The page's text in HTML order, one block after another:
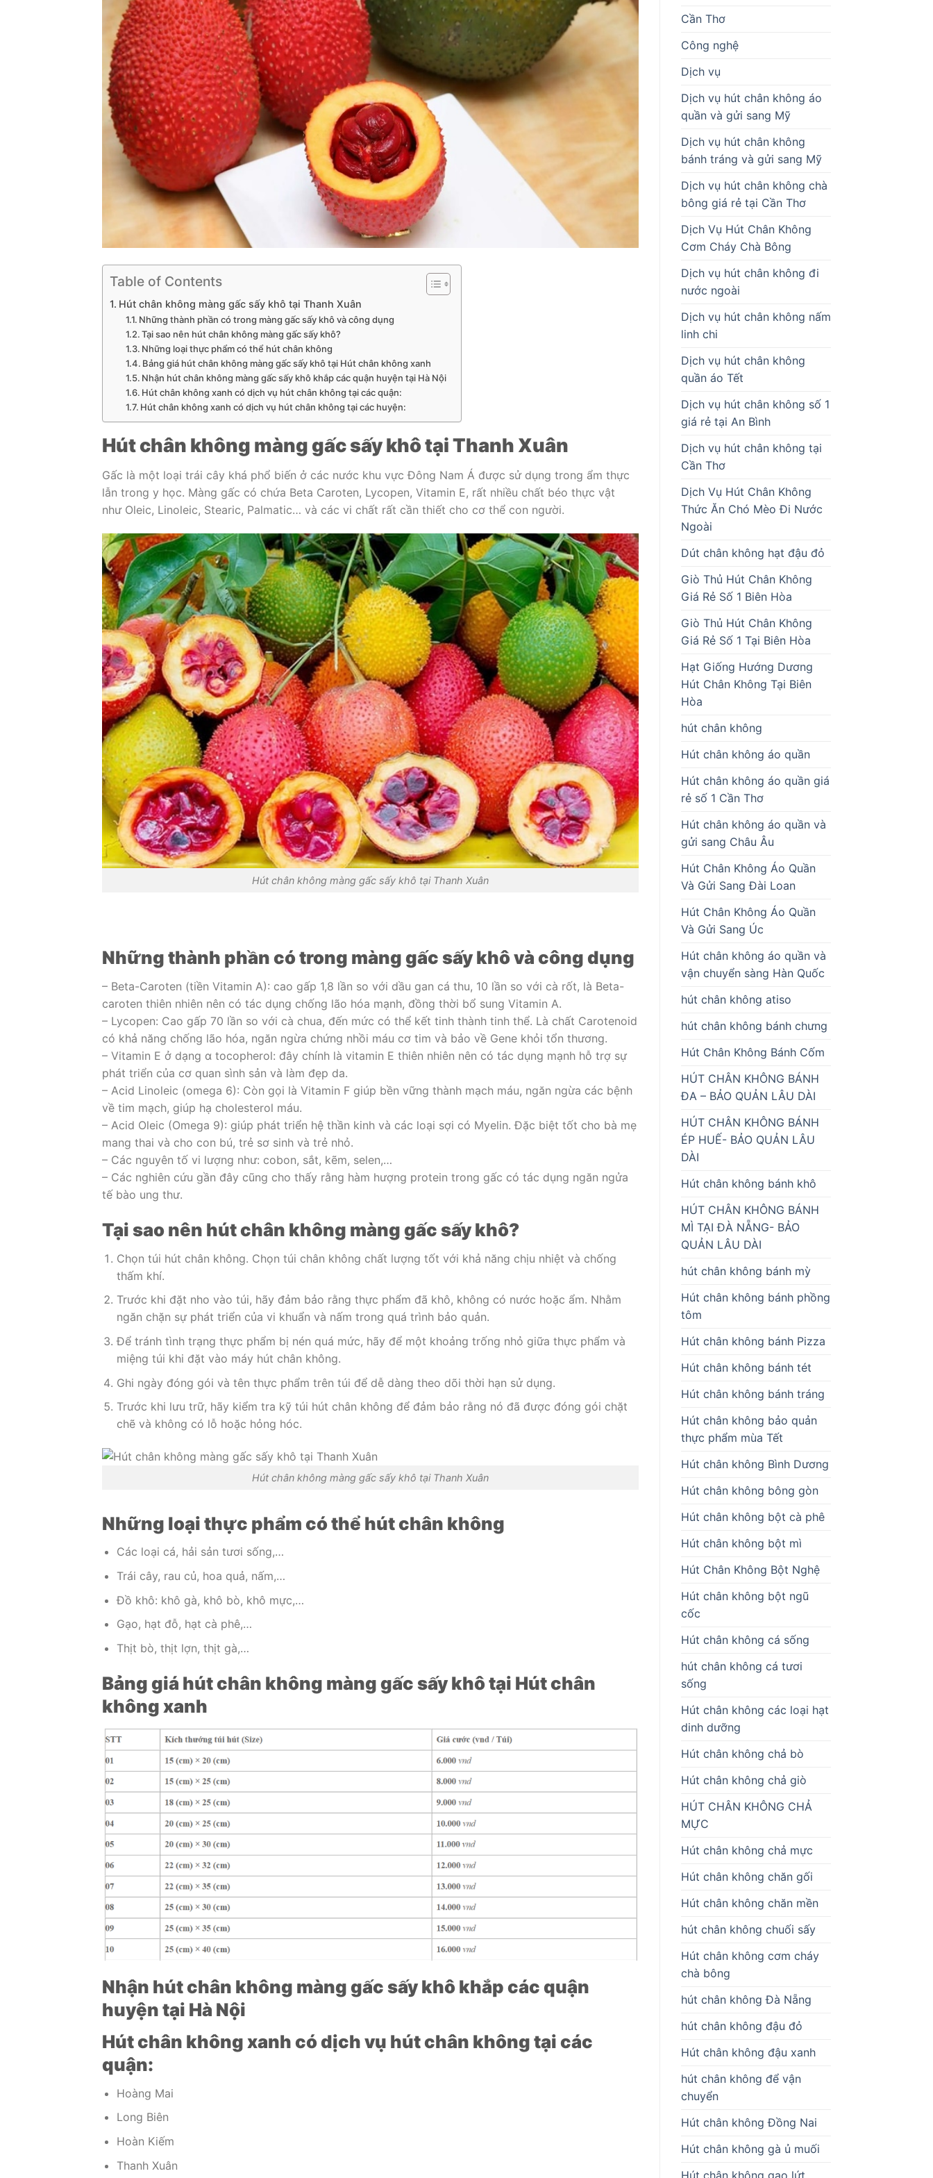
Table of Contents
Hút chân không màng gấc sấy khô tại Thanh Xuân
Những thành phần có trong màng gấc sấy khô và công dụng
Tại sao nên hút chân không màng gấc sấy khô?
Những loại thực phẩm có thể hút chân không
Bảng giá hút chân không màng gấc sấy khô tại Hút chân không xanh
Nhận hút chân không màng gấc sấy khô khắp các quận huyện tại Hà Nội
Hút chân không xanh có dịch vụ hút chân không tại các quận:
Hút chân không xanh có dịch vụ hút chân không tại các huyện:
Hút chân không màng gấc sấy khô tại Thanh Xuân
Gấc là một loại trái cây khá phổ biến ở các nước khu vực Đông Nam Á được sử dụng trong ẩm thực
lẫn trong y học. Màng gấc có chứa Beta Caroten, Lycopen, Vitamin E, rất nhiều chất béo thực vật
như Oleic, Linoleic, Stearic, Palmatic… và các vi chất rất cần thiết cho cơ thể con người.
Hút chân không màng gấc sấy khô tại Thanh Xuân
Những thành phần có trong màng gấc sấy khô và công dụng
– Beta-Caroten (tiền Vitamin A): cao gấp 1,8 lần so với dầu gan cá thu, 10 lần so với cà rốt, là Beta-
caroten thiên nhiên nên có tác dụng chống lão hóa mạnh, đồng thời bổ sung Vitamin A.
– Lycopen: Cao gấp 70 lần so với cà chua, đến mức có thể kết tinh thành tinh thể. Là chất Carotenoid
có khả năng chống lão hóa, ngăn ngừa chứng nhồi máu cơ tim và bảo về Gene khỏi tổn thương.
– Vitamin E ở dạng α tocopherol: đây chính là vitamin E thiên nhiên nên có tác dụng mạnh hỗ trợ sự
phát triển của cơ quan sình sản và làm đẹp da.
– Acid Linoleic (omega 6): Còn gọi là Vitamin F giúp bền vững thành mạch máu, ngăn ngừa các bệnh
về tim mạch, giúp hạ cholesterol máu.
– Acid Oleic (Omega 9): giúp phát triển hệ thần kinh và các loại sợi có Myelin. Đặc biệt tốt cho bà mẹ
mang thai và cho con bú, trẻ sơ sinh và trẻ nhỏ.
– Các nguyên tố vi lượng như: cobon, sắt, kẽm, selen,…
– Các nghiên cứu gần đây cũng cho thấy rằng hàm hượng protein trong gấc có tác dụng ngăn ngửa
tế bào ung thư.
Tại sao nên hút chân không màng gấc sấy khô?
Chọn túi hút chân không. Chọn túi chân không chất lượng tốt với khả năng chịu nhiệt và chống
thấm khí.
Trước khi đặt nho vào túi, hãy đảm bảo rằng thực phẩm đã khô, không có nước hoặc ẩm. Nhằm
ngăn chặn sự phát triển của vi khuẩn và nấm trong quá trình bảo quản.
Để tránh tình trạng thực phẩm bị nén quá mức, hãy để một khoảng trống nhỏ giữa thực phẩm và
miệng túi khi đặt vào máy hút chân không.
Ghi ngày đóng gói và tên thực phẩm trên túi để dễ dàng theo dõi thời hạn sử dụng.
Trước khi lưu trữ, hãy kiểm tra kỹ túi hút chân không để đảm bảo rằng nó đã được đóng gói chặt
chẽ và không có lỗ hoặc hỏng hóc.
Hút chân không màng gấc sấy khô tại Thanh Xuân
Những loại thực phẩm có thể hút chân không
Các loại cá, hải sản tươi sống,…
Trái cây, rau củ, hoa quả, nấm,…
Đồ khô: khô gà, khô bò, khô mực,…
Gạo, hạt đỗ, hạt cà phê,…
Thịt bò, thịt lợn, thịt gà,…
Bảng giá hút chân không màng gấc sấy khô tại Hút chân
không xanh
Nhận hút chân không màng gấc sấy khô khắp các quận
huyện tại Hà Nội
Hút chân không xanh có dịch vụ hút chân không tại các
quận:
Hoàng Mai
Long Biên
Hoàn Kiếm
Thanh Xuân
Cần Thơ
Công nghệ
Dịch vụ
Dịch vụ hút chân không áo
quần và gửi sang Mỹ
Dịch vụ hút chân không
bánh tráng và gửi sang Mỹ
Dịch vụ hút chân không chà
bông giá rẻ tại Cần Thơ
Dịch Vụ Hút Chân Không
Cơm Cháy Chà Bông
Dịch vụ hút chân không đi
nước ngoài
Dịch vụ hút chân không nấm
linh chi
Dịch vụ hút chân không
quần áo Tết
Dịch vụ hút chân không số 1
giá rẻ tại An Bình
Dịch vụ hút chân không tại
Cần Thơ
Dịch Vụ Hút Chân Không
Thức Ăn Chó Mèo Đi Nước
Ngoài
Dút chân không hạt đậu đỏ
Giò Thủ Hút Chân Không
Giá Rẻ Số 1 Biên Hòa
Giò Thủ Hút Chân Không
Giá Rẻ Số 1 Tại Biên Hòa
Hạt Giống Hướng Dương
Hút Chân Không Tại Biên
Hòa
hút chân không
Hút chân không áo quần
Hút chân không áo quần giá
rẻ số 1 Cần Thơ
Hút chân không áo quần và
gửi sang Châu Âu
Hút Chân Không Áo Quần
Và Gửi Sang Đài Loan
Hút Chân Không Áo Quần
Và Gửi Sang Úc
Hút chân không áo quần và
vận chuyển sàng Hàn Quốc
hút chân không atiso
hút chân không bánh chưng
Hút Chân Không Bánh Cốm
HÚT CHÂN KHÔNG BÁNH
ĐA – BẢO QUẢN LÂU DÀI
HÚT CHÂN KHÔNG BÁNH
ÉP HUẾ- BẢO QUẢN LÂU
DÀI
Hút chân không bánh khô
HÚT CHÂN KHÔNG BÁNH
MÌ TẠI ĐÀ NẴNG- BẢO
QUẢN LÂU DÀI
hút chân không bánh mỳ
Hút chân không bánh phồng
tôm
Hút chân không bánh Pizza
Hút chân không bánh tét
Hút chân không bánh tráng
Hút chân không bảo quản
thực phẩm mùa Tết
Hút chân không Bình Dương
Hút chân không bông gòn
Hút chân không bột cà phê
Hút chân không bột mì
Hút Chân Không Bột Nghệ
Hút chân không bột ngũ
cốc
Hút chân không cá sống
hút chân không cá tươi
sống
Hút chân không các loại hạt
dinh dưỡng
Hút chân không chả bò
Hút chân không chả giò
HÚT CHÂN KHÔNG CHẢ
MỰC
Hút chân không chả mực
Hút chân không chăn gối
Hút chân không chăn mền
hút chân không chuối sấy
Hút chân không cơm cháy
chà bông
hút chân không Đà Nẵng
hút chân không đậu đỏ
Hút chân không đậu xanh
hút chân không để vận
chuyển
Hút chân không Đồng Nai
Hút chân không gà ủ muối
Hút chân không gạo lứt